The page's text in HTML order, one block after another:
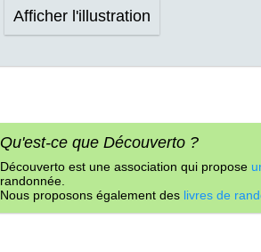
Afficher l'illustration
Qu'est-ce que Découverto ?
Découverto est une association qui propose
randonnée.
Nous proposons également des livres de